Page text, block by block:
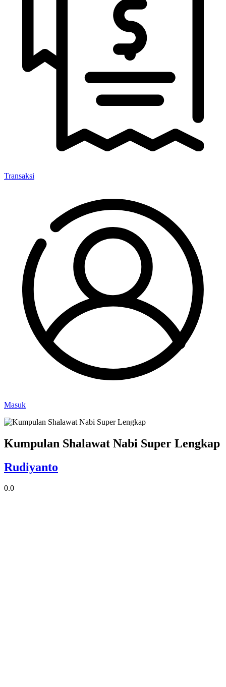
Transaksi
Masuk
Kumpulan Shalawat Nabi Super Lengkap
Rudiyanto
0.0